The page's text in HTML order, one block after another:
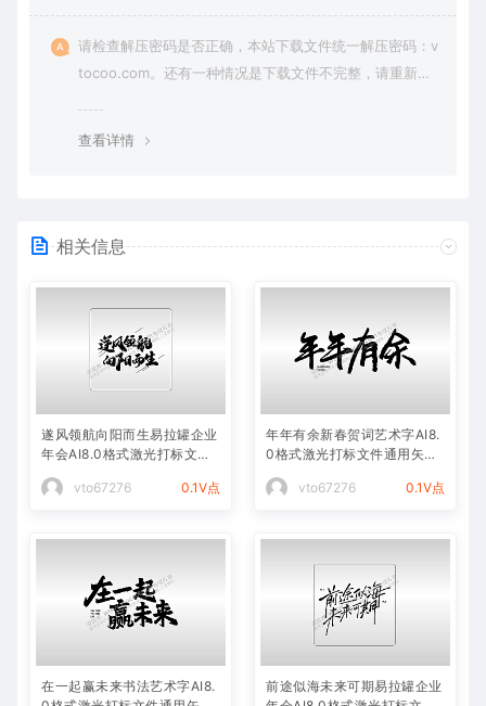
请检查解压密码是否正确，本站下载文件统一解压密码：v
tocoo.com。还有一种情况是下载文件不完整，请重新下
查看详情
相关信息
遂风领航向阳而生易拉罐企业
年会AI8.0格式激光打标文件
vto67276
0.1V点
年年有余新春贺词艺术字AI8.
0格式激光打标文件通用矢量
vto67276
0.1V点
在一起赢未来书法艺术字AI8.
前途似海未来可期易拉罐企业